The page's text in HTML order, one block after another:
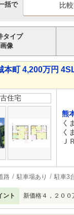
括で
タイプ
画像
本町 4,200万円
住宅
熊
く
く
Ｊ
路 駐車場あり 駐車3
ント 新価格４，２００